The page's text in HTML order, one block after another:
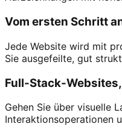
Vom ersten Schritt
Jede Website wird mit
Sie ausgefeilte, gut
Full-Stack-
Gehen Sie über visuelle
Interaktionsoperationen